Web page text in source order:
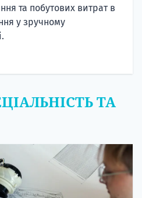
та побутових витрат в
у зручному
ТА